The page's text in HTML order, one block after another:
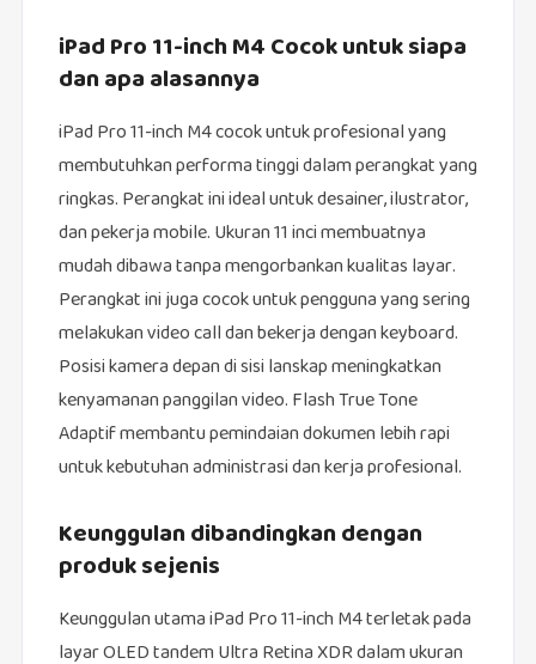
iPad Pro 11-inch M4 Cocok untuk siapa
dan apa alasannya
iPad Pro 11-inch M4 cocok untuk profesional yang
membutuhkan performa tinggi dalam perangkat yang
ringkas. Perangkat ini ideal untuk desainer, ilustrator,
dan pekerja mobile. Ukuran 11 inci membuatnya
mudah dibawa tanpa mengorbankan kualitas layar.
Perangkat ini juga cocok untuk pengguna yang sering
melakukan video call dan bekerja dengan keyboard.
Posisi kamera depan di sisi lanskap meningkatkan
kenyamanan panggilan video. Flash True Tone
Adaptif membantu pemindaian dokumen lebih rapi
untuk kebutuhan administrasi dan kerja profesional.
Keunggulan dibandingkan dengan
produk sejenis
Keunggulan utama iPad Pro 11-inch M4 terletak pada
layar OLED tandem Ultra Retina XDR dalam ukuran